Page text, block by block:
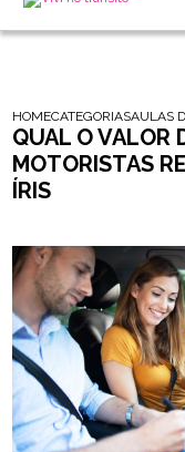
HOMECATEGORIASAULAS
QUAL O VALOR
MOTORISTAS
ÍRIS